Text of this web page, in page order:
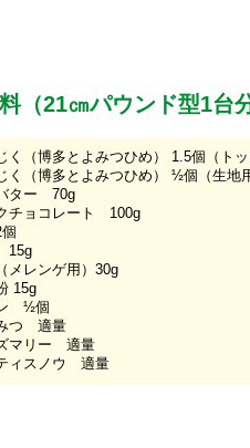
（21㎝パウンド型1台分
く（博多とよみつひめ） 1.5個（トッ
く（博多とよみつひめ） ½個（生地
ター 70g
チョコレート 100g
15g
メレンゲ用）30g
15g
½個
つ 適量
マリー 適量
ィスノウ 適量